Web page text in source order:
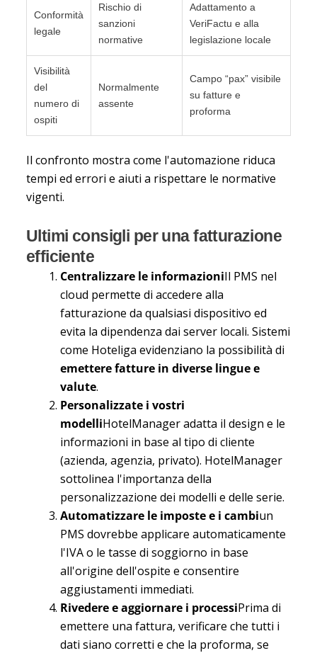
Conformità
legale
Rischio di
sanzioni
normative
Adattamento a
VeriFactu e alla
legislazione locale
Visibilità
del
numero di
ospiti
Normalmente
assente
Campo “pax” visibile
su fatture e
proforma
Il confronto mostra come l'automazione riduca
tempi ed errori e aiuti a rispettare le normative
vigenti.
Ultimi consigli per una fatturazione
efficiente
Centralizzare le informazioniIl PMS nel
cloud permette di accedere alla
fatturazione da qualsiasi dispositivo ed
evita la dipendenza dai server locali. Sistemi
come Hoteliga evidenziano la possibilità di
emettere fatture in diverse lingue e
valute.
Personalizzate i vostri
modelliHotelManager adatta il design e le
informazioni in base al tipo di cliente
(azienda, agenzia, privato). HotelManager
sottolinea l'importanza della
personalizzazione dei modelli e delle serie.
Automatizzare le imposte e i cambiun
PMS dovrebbe applicare automaticamente
l'IVA o le tasse di soggiorno in base
all'origine dell'ospite e consentire
aggiustamenti immediati.
Rivedere e aggiornare i processiPrima di
emettere una fattura, verificare che tutti i
dati siano corretti e che la proforma, se